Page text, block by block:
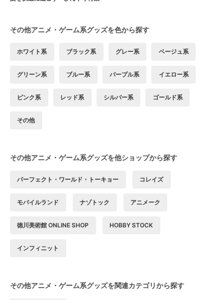
その他アニメ・ゲーム系グッズを色から探す
ホワイト系 ブラック系 グレー系 ベージュ系
グリーン系 ブルー系 パープル系 イエロー系
ピンク系 レッド系 シルバー系 ゴールド系
その他
その他アニメ・ゲーム系グッズを他ショップから探す
パーフェクト・ワールド・トーキョー コレイズ
モバイルランド ナゾトック アニメーク
徳川美術館 ONLINE SHOP HOBBY STOCK
インフィニット
その他アニメ・ゲーム系グッズを関連カテゴリから探す